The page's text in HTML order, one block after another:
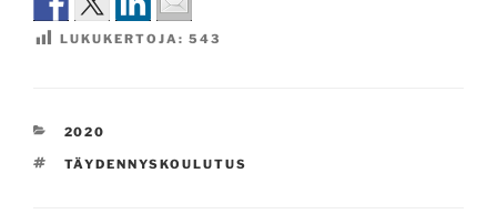
LUKUKERTOJA: 543
KATEGORIAT
2020
AVAINSANAT
TÄYDENNYSKOULUTUS